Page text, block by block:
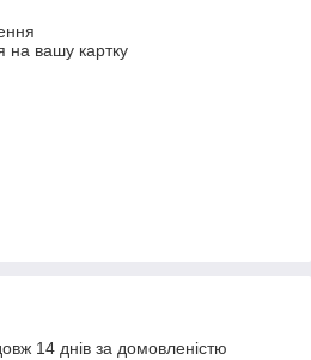
на вашу картку
14 днів за домовленістю